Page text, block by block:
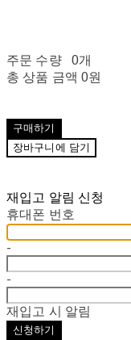
주문 수량
0개
총 상품 금액 0원
구매하기
장바구니에 담기
재입고 알림 신청
휴대폰 번호
-
-
재입고 시 알림
신청하기